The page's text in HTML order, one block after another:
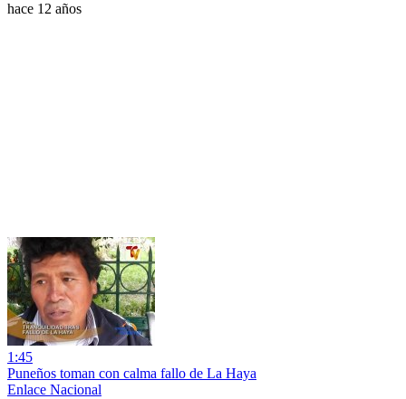
hace 12 años
1:45
Puneños toman con calma fallo de La Haya
Enlace Nacional